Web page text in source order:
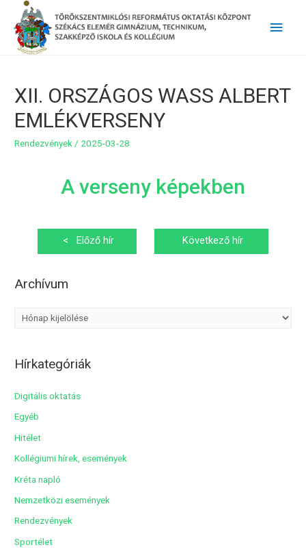
Main
XII. ORSZÁGOS WASS ALBERT
EMLÉKVERSENY
Rendezvények / 2025-03-28
A verseny képekben
Bejegyzés
navigáció
< Előző hír
Következő hír
Archívum
h
m
Hírkategóriák
Digitális oktatás
Egyéb
Hitélet
Kollégiumi hírek, események
Kréta napló
Nemzetközi események
Rendezvények
Sportélet